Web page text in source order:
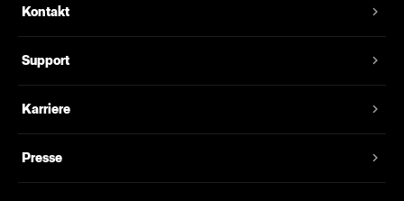
Kontakt
Support
Karriere
Presse